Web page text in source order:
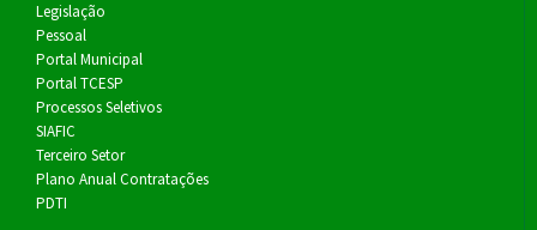
Legislação
Pessoal
Portal Municipal
Portal TCESP
Processos Seletivos
SIAFIC
Terceiro Setor
Plano Anual Contratações
PDTI